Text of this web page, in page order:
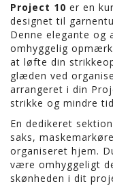
Project 10 er en
designet til
Denne elegante og
omhyggelig
at løfte din
glæden ved
arrangeret i din
strikke og mindre
En dedikeret
saks,
organiseret hjem.
være omhyggeligt
skønheden i dit